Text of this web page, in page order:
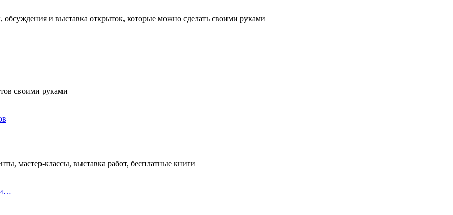
и выставка открыток, которые можно сделать своими руками
своими руками
мастер-классы, выставка работ, бесплатные книги